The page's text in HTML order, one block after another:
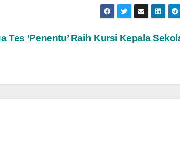
Tes ‘Penentu’ Raih Kursi Kepala